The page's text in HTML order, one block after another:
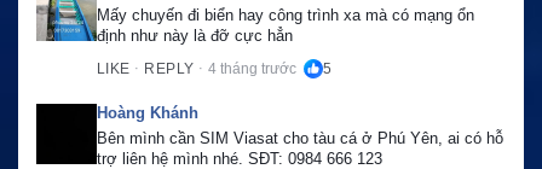
Mấy chuyến đi biển hay công trình xa mà có mạng ổn
định như này là đỡ cực hẳn
LIKE · REPLY · 4 tháng trước 5
Hoàng Khánh
Bên mình cần SIM Viasat cho tàu cá ở Phú Yên, ai có hỗ
trợ liên hệ mình nhé. SĐT: 0984 666 123